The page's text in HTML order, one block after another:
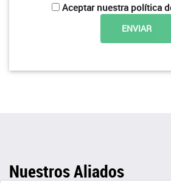
Aceptar nuestra política
Nuestros Aliados